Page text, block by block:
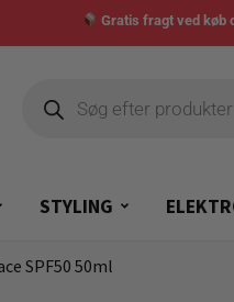
Gratis fragt ved køb
STYLING
SPF50 50ml